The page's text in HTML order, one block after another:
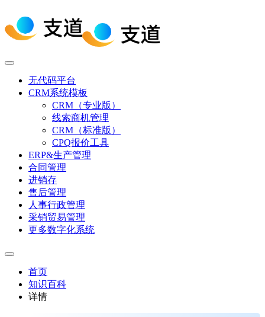
无代码平台
CRM系统模板
CRM（专业版）
线索商机管理
CRM（标准版）
CPQ报价工具
ERP&生产管理
合同管理
进销存
售后管理
人事行政管理
采销贸易管理
更多数字化系统
首页
知识百科
详情